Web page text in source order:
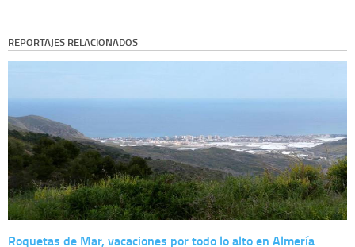
REPORTAJES RELACIONADOS
Roquetas de Mar, vacaciones por todo lo alto en Almería